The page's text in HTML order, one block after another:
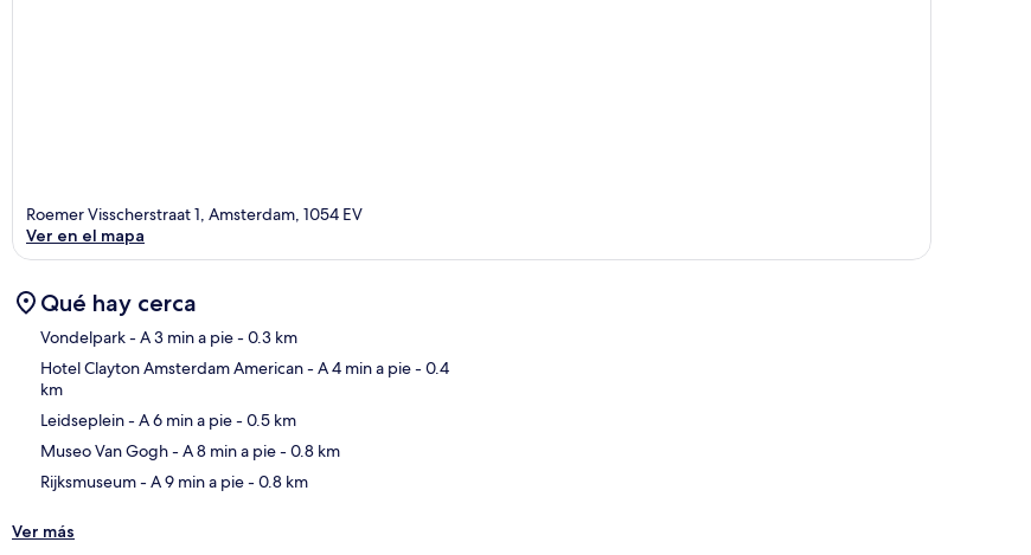
Roemer Visscherstraat 1, Amsterdam, 1054 EV
Ver en el mapa
Qué hay cerca
Vondelpark- A 3 min a pie- 0.3 km
Hotel Clayton Amsterdam American- A 4 min a pie- 0.4
km
Leidseplein- A 6 min a pie- 0.5 km
Museo Van Gogh- A 8 min a pie- 0.8 km
Rijksmuseum- A 9 min a pie- 0.8 km
Ver más